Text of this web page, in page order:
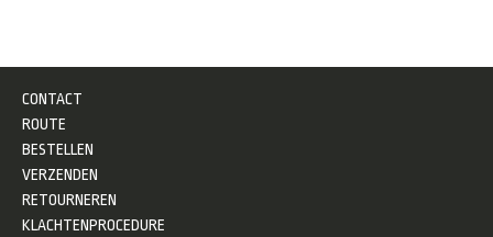
CONTACT
ROUTE
BESTELLEN
VERZENDEN
RETOURNEREN
KLACHTENPROCEDURE